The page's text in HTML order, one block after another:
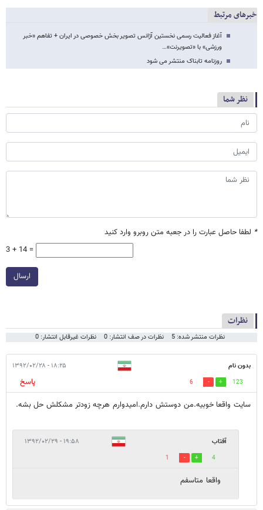
خبرهای مرتبط
آغاز فعالیت رسمی نخستین آژانس تصویر بخش خصوصی در ایران + تفاهم «خبر
ورزشی» با «تصویرنت»…
روزنامه تابناک منتشر می شود
نظر شما
* لطفا حاصل عبارت را در جعبه متن روبرو وارد کنید
3 + 14 =
ارسال
نظرات
نظرات منتشر شده: 5 نظرات در صف انتشار: 0 نظرات غیرقابل انتشار: 0
بدون نام ۱۸:۲۵ - ۱۳۹۲/۰۲/۲۸
123
6
پاسخ
سایت واقعا خوبیه.من دوستش دارم.امیدوارم هرچه زودتر مشکلش حل بشه.
آفتاب ۱۹:۵۸ - ۱۳۹۲/۰۲/۲۹
4
1
واقعا متاسفم